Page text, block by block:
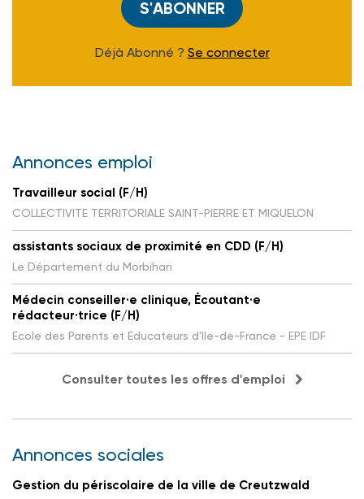
S'ABONNER
Déjà Abonné ? Se connecter
Annonces emploi
Travailleur social (F/H)
COLLECTIVITE TERRITORIALE SAINT-PIERRE ET MIQUELON
assistants sociaux de proximité en CDD (F/H)
Le Département du Morbihan
Médecin conseiller·e clinique, Écoutant·e
rédacteur·trice (F/H)
Ecole des Parents et Educateurs d'Ile-de-France - EPE IDF
Consulter toutes les offres d'emploi
Annonces sociales
Gestion du périscolaire de la ville de Creutzwald